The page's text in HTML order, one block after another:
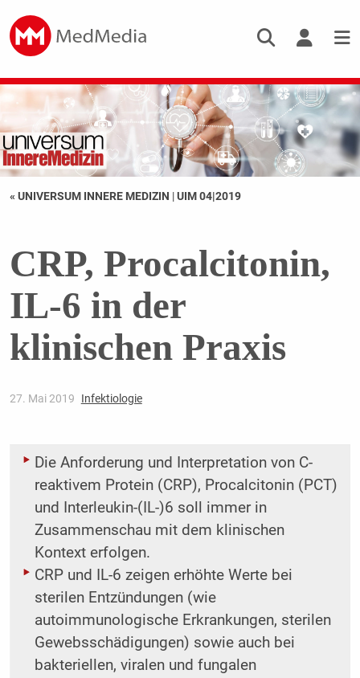
« UNIVERSUM INNERE MEDIZIN |UIM 04|2019
CRP, Procalcitonin,
IL-6 in der
klinischen Praxis
27. Mai 2019 Infektiologie
Die Anforderung und Interpretation von C-
reaktivem Protein (CRP), Procalcitonin (PCT)
und Interleukin-(IL-)6 soll immer in
Zusammenschau mit dem klinischen
Kontext erfolgen.
CRP und IL-6 zeigen erhöhte Werte bei
sterilen Entzündungen (wie
autoimmunologische Erkrankungen, sterilen
Gewebsschädigungen) sowie auch bei
bakteriellen, viralen und fungalen